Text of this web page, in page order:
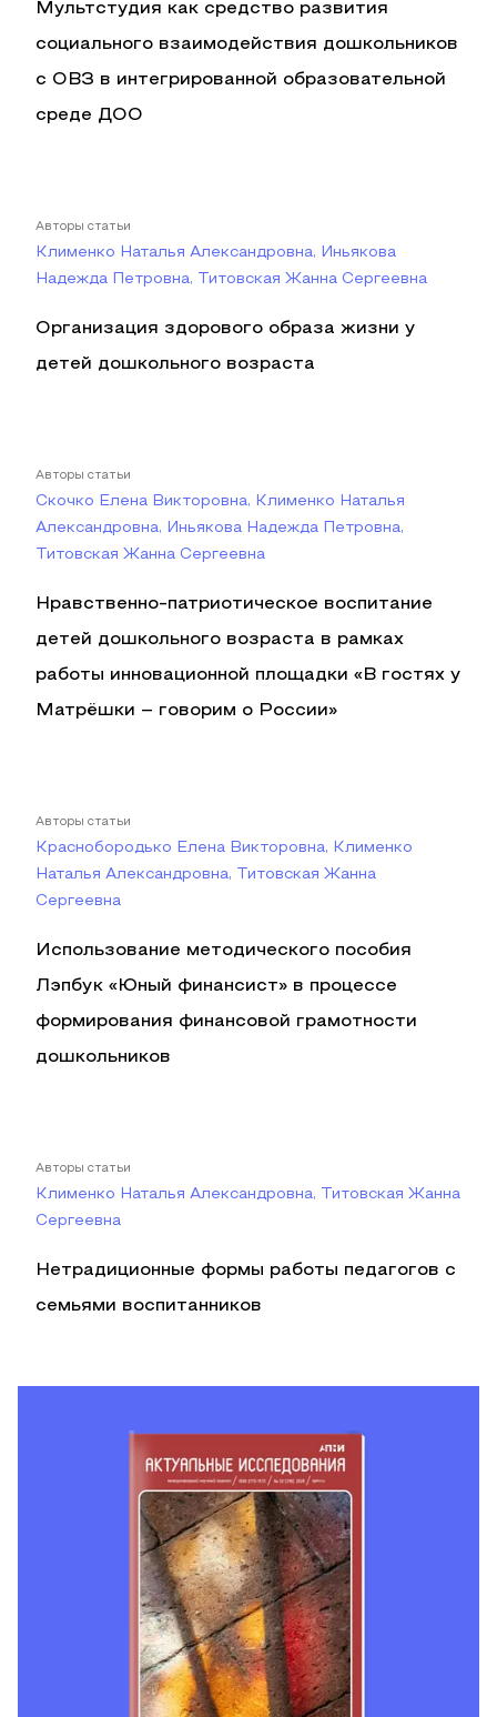
Мультстудия как средство развития
социального взаимодействия дошкольников
с ОВЗ в интегрированной образовательной
среде ДОО
Авторы статьи
Клименко Наталья Александровна, Иньякова
Надежда Петровна, Титовская Жанна Сергеевна
Организация здорового образа жизни у
детей дошкольного возраста
Авторы статьи
Скочко Елена Викторовна, Клименко Наталья
Александровна, Иньякова Надежда Петровна,
Титовская Жанна Сергеевна
Нравственно-патриотическое воспитание
детей дошкольного возраста в рамках
работы инновационной площадки «В гостях у
Матрёшки – говорим о России»
Авторы статьи
Краснобородько Елена Викторовна, Клименко
Наталья Александровна, Титовская Жанна
Сергеевна
Использование методического пособия
Лэпбук «Юный финансист» в процессе
формирования финансовой грамотности
дошкольников
Авторы статьи
Клименко Наталья Александровна, Титовская Жанна
Сергеевна
Нетрадиционные формы работы педагогов с
семьями воспитанников